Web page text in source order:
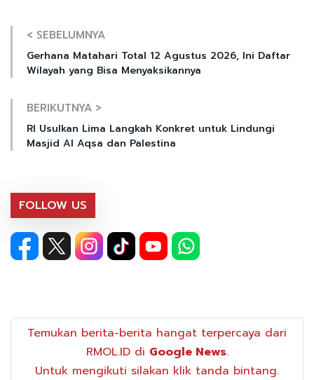
< SEBELUMNYA
Gerhana Matahari Total 12 Agustus 2026, Ini Daftar
Wilayah yang Bisa Menyaksikannya
BERIKUTNYA >
RI Usulkan Lima Langkah Konkret untuk Lindungi
Masjid Al Aqsa dan Palestina
FOLLOW US
Temukan berita-berita hangat terpercaya dari
RMOL.ID di Google News.
Untuk mengikuti silakan klik tanda bintang.